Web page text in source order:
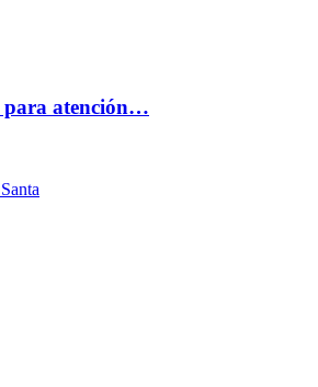
para atención…